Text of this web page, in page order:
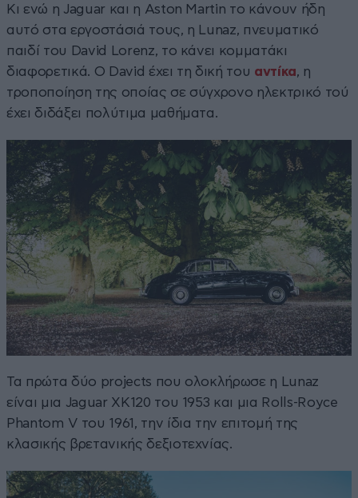
Κι ενώ η Jaguar και η Aston Martin το κάνουν ήδη
αυτό στα εργοστάσιά τους, η Lunaz, πνευματικό
παιδί του David Lorenz, το κάνει κομματάκι
διαφορετικά. Ο David έχει τη δική του αντίκα, η
τροποποίηση της οποίας σε σύγχρονο ηλεκτρικό τού
έχει διδάξει πολύτιμα μαθήματα.
Τα πρώτα δύο projects που ολοκλήρωσε η Lunaz
είναι μια Jaguar XK120 του 1953 και μια Rolls-Royce
Phantom V του 1961, την ίδια την επιτομή της
κλασικής βρετανικής δεξιοτεχνίας.